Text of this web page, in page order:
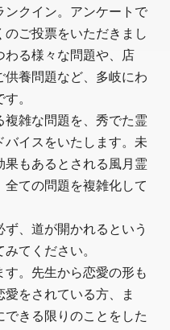
ンクイン。アンケートで
ご投票をいただきまし
わる様々な問題や、店
養問題など、多岐にわ
。
複雑な問題を、秀でた霊
イスをいたします。未
もあるとされる風月霊
ての問題を複雑化して
、道が開かれるという
てください。
す。先生から恋愛の形も
をされている方、ま
きる限りのことをした